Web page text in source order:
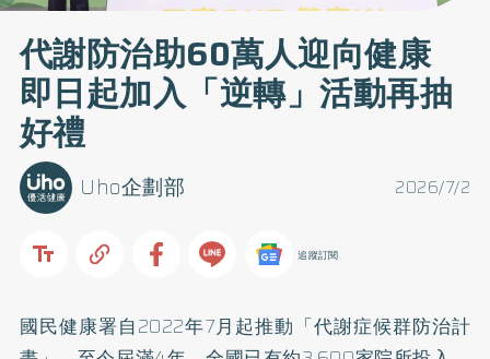
代謝防治助60萬人迎向健康
即日起加入「逆轉」活動再抽
好禮
2026/7/2
Uho企劃部
追蹤訂閱
國民健康署自2022年7月起推動「代謝症候群防治計